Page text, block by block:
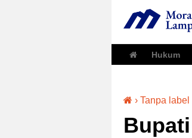
Hukum
› Tanpa label